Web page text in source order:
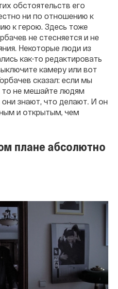
обстоятельств его
ни по отношению к
к герою. Здесь тоже
не стесняется и не
Некоторые люди из
как-то редактировать
камеру или вот
сказал: если мы
то не мешайте людям
знают, что делают. И он
и открытым, чем
плане абсолютно